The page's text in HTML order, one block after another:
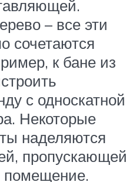
– все эти
сочетаются
к бане из
с односкатной
Некоторые
наделяются
пропускающей
помещение.